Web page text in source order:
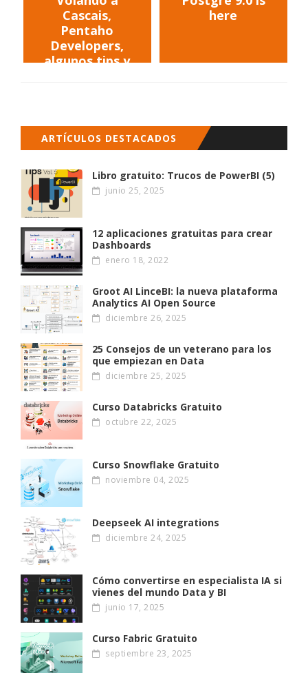
Cascais,
Pentaho
Developers,
algunos tips y
here
ARTÍCULOS DESTACADOS
Libro gratuito: Trucos de PowerBI (5)
junio 25, 2025
12 aplicaciones gratuitas para crear
Dashboards
enero 18, 2022
Groot AI LinceBI: la nueva plataforma
Analytics AI Open Source
diciembre 26, 2025
25 Consejos de un veterano para los
que empiezan en Data
diciembre 25, 2025
Curso Databricks Gratuito
octubre 22, 2025
Curso Snowflake Gratuito
noviembre 04, 2025
Deepseek AI integrations
diciembre 24, 2025
Cómo convertirse en especialista IA si
vienes del mundo Data y BI
junio 17, 2025
Curso Fabric Gratuito
septiembre 23, 2025